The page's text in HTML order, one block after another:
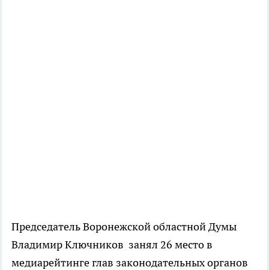
Председатель Воронежской областной Думы
Владимир Ключников занял 26 место в
медиарейтинге глав законодательных органов